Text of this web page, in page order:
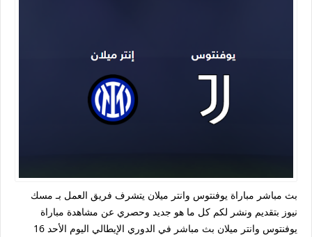
بث مباشر مباراة يوفنتوس وانتر ميلان يتشرف فريق العمل بـ مسك
نيوز بتقديم ونشر لكم كل ما هو جديد وحصري عن مشاهدة مباراة
يوفنتوس وانتر ميلان بث مباشر في الدوري الإيطالي اليوم الأحد 16